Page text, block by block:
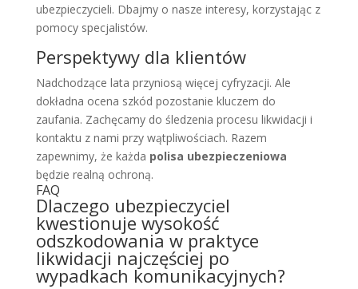
ubezpieczycieli. Dbajmy o nasze interesy, korzystając z
pomocy specjalistów.
Perspektywy dla klientów
Nadchodzące lata przyniosą więcej cyfryzacji. Ale
dokładna ocena szkód pozostanie kluczem do
zaufania. Zachęcamy do śledzenia procesu likwidacji i
kontaktu z nami przy wątpliwościach. Razem
zapewnimy, że każda polisa ubezpieczeniowa
będzie realną ochroną.
FAQ
Dlaczego ubezpieczyciel
kwestionuje wysokość
odszkodowania w praktyce
likwidacji najczęściej po
wypadkach komunikacyjnych?